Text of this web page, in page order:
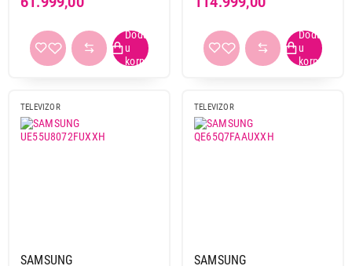
TELEVIZOR
SAMSUNG
TELEVIZOR
SAMSUNG
Proizvod je dodat u korpu.
Ukupno u korpi:0,00